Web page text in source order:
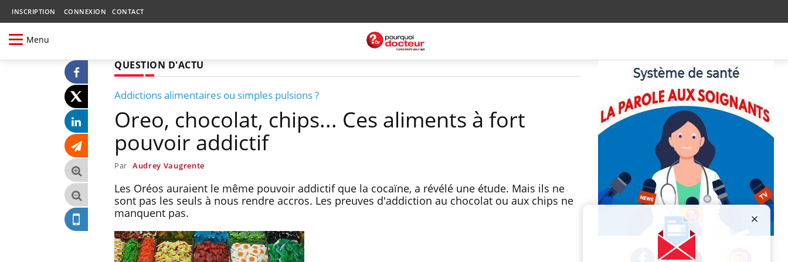
INSCRIPTION CONNEXION CONTACT
Menu
QUESTION D'ACTU
Addictions alimentaires ou simples pulsions ?
Oreo, chocolat, chips... Ces aliments à fort
pouvoir addictif
Par Audrey Vaugrente
Les Oréos auraient le même pouvoir addictif que la cocaïne, a révélé une étude. Mais ils ne
sont pas les seuls à nous rendre accros. Les preuves d'addiction au chocolat ou aux chips ne
manquent pas.